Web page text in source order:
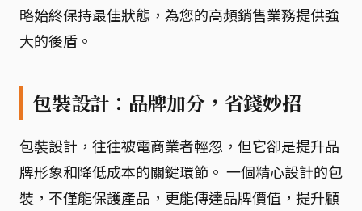
略始終保持最佳狀態，為您的高頻銷售業務提供強
大的後盾。
包裝設計：品牌加分，省錢妙招
包裝設計，往往被電商業者輕忽，但它卻是提升品
牌形象和降低成本的關鍵環節。 一個精心設計的包
裝，不僅能保護產品，更能傳達品牌價值，提升顧